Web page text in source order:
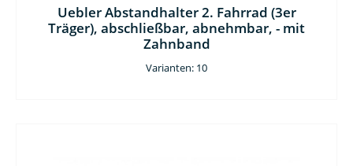
Uebler Abstandhalter 2. Fahrrad (3er
Träger), abschließbar, abnehmbar, - mit
Zahnband
Varianten: 10